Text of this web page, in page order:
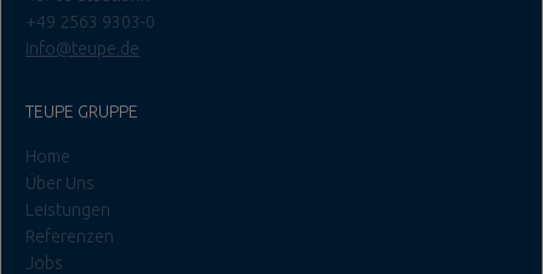
+49 2563 9303-0
info@teupe.de
TEUPE GRUPPE
Home
Über Uns
Leistungen
Referenzen
Jobs